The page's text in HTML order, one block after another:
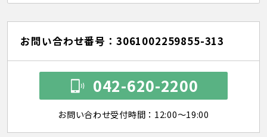
お問い合わせ番号：3061002259855-313
042-620-2200
お問い合わせ受付時間：12:00～19:00